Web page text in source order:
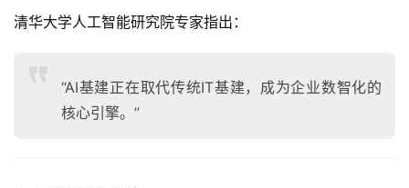
清华大学人工智能研究院专家指出：
“AI基建正在取代传统IT基建，成为企业数智化的
核心引擎。”